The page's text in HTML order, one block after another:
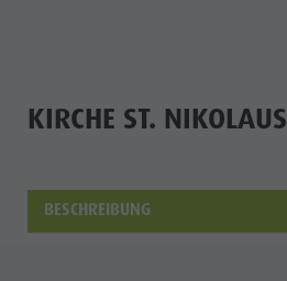
Sehenswürdigkeiten
Orte & Umgebung
Wandern
Themenwege
Angebote
Mobilität vor Ort
Shopping
Stadtführungen
KIRCHE ST. NIKOLAUS
BESCHREIBUNG